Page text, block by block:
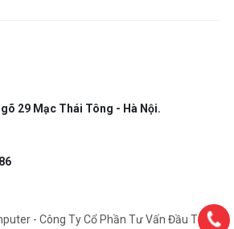
29 Mạc Thái Tông - Hà Nội.
- Công Ty Cổ Phần Tư Vấn Đầu Tư Và